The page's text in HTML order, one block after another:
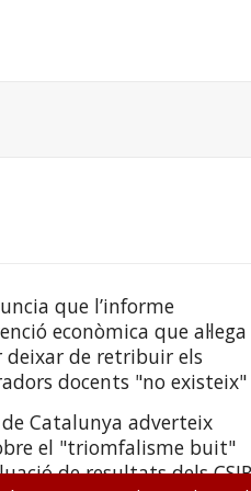
que l’informe
econòmica que al·lega
deixar de retribuir els
docents "no existeix"
Catalunya adverteix
el "triomfalisme buit"
de resultats dels CSIR